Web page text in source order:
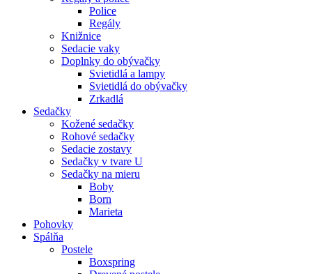
Police
Regály
Knižnice
Sedacie vaky
Doplnky do obývačky
Svietidlá a lampy
Svietidlá do obývačky
Zrkadlá
Sedačky
Kožené sedačky
Rohové sedačky
Sedacie zostavy
Sedačky v tvare U
Sedačky na mieru
Boby
Born
Marieta
Pohovky
Spálňa
Postele
Boxspring